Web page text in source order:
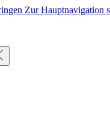
Zur Hauptnavigation